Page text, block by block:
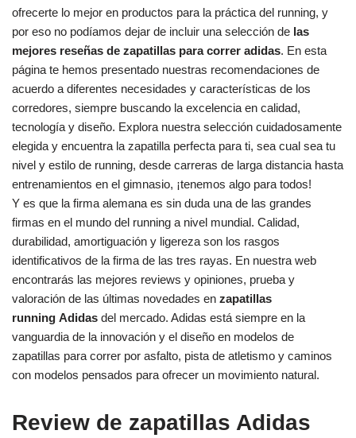
ofrecerte lo mejor en productos para la práctica del running, y
por eso no podíamos dejar de incluir una selección de las
mejores reseñas de zapatillas para correr adidas. En esta
página te hemos presentado nuestras recomendaciones de
acuerdo a diferentes necesidades y características de los
corredores, siempre buscando la excelencia en calidad,
tecnología y diseño. Explora nuestra selección cuidadosamente
elegida y encuentra la zapatilla perfecta para ti, sea cual sea tu
nivel y estilo de running, desde carreras de larga distancia hasta
entrenamientos en el gimnasio, ¡tenemos algo para todos!
Y es que la firma alemana es sin duda una de las grandes
firmas en el mundo del running a nivel mundial. Calidad,
durabilidad, amortiguación y ligereza son los rasgos
identificativos de la firma de las tres rayas. En nuestra web
encontrarás las mejores reviews y opiniones, prueba y
valoración de las últimas novedades en zapatillas
running Adidas del mercado. Adidas está siempre en la
vanguardia de la innovación y el diseño en modelos de
zapatillas para correr por asfalto, pista de atletismo y caminos
con modelos pensados para ofrecer un movimiento natural.
Review de zapatillas Adidas